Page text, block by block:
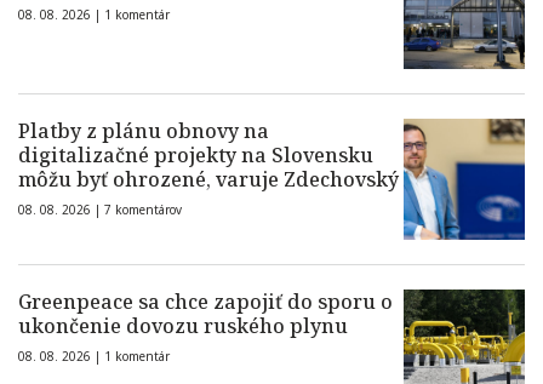
08. 08. 2026 | 1 komentár
Platby z plánu obnovy na
digitalizačné projekty na Slovensku
môžu byť ohrozené, varuje Zdechovský
08. 08. 2026 | 7 komentárov
Greenpeace sa chce zapojiť do sporu o
ukončenie dovozu ruského plynu
08. 08. 2026 | 1 komentár